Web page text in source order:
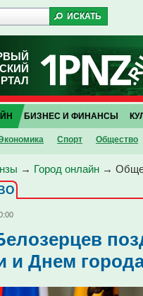
Спорт Общество
БИЗНЕС И ФИНАНСЫ
→ Город онлайн →
и Днем